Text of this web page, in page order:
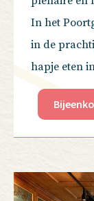
In het
in de
hapje eten